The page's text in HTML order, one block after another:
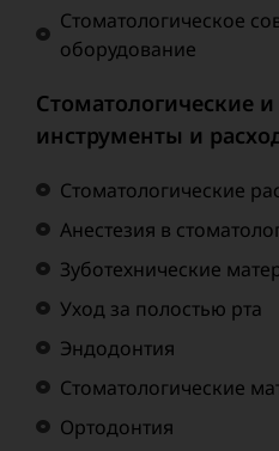
Стоматологическое
оборудование
Стоматологические
инструменты и
Стоматологические
Анестезия в
Зуботехнические
Уход за полостью рта
Эндодонтия
Стоматологические
Ортодонтия